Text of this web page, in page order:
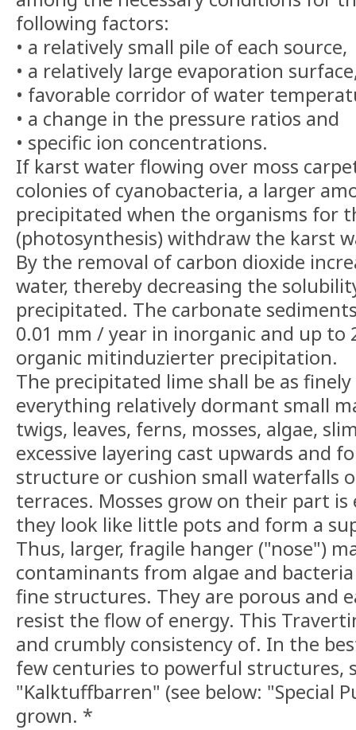
following factors:
• a relatively small pile of each source,
• a relatively large evaporation
• favorable corridor of water
• a change in the pressure ratios and
• specific ion concentrations.
If karst water flowing over moss
colonies of cyanobacteria, a larger
precipitated when the organisms for
(photosynthesis) withdraw the karst
By the removal of carbon dioxide
water, thereby decreasing the
precipitated. The carbonate
0.01 mm / year in inorganic and up to
organic mitinduzierter precipitation.
The precipitated lime shall be as
everything relatively dormant small
twigs, leaves, ferns, mosses, algae,
excessive layering cast upwards and
structure or cushion small waterfalls
terraces. Mosses grow on their part
they look like little pots and form a
Thus, larger, fragile hanger ("nose")
contaminants from algae and
fine structures. They are porous and
resist the flow of energy. This
and crumbly consistency of. In the
few centuries to powerful structures,
"Kalktuffbarren" (see below: "Special
grown. *